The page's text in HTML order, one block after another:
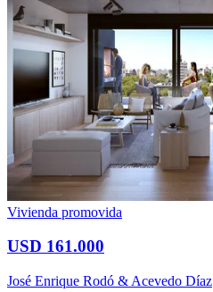
Vivienda promovida
USD 161.000
José Enrique Rodó & Acevedo Díaz